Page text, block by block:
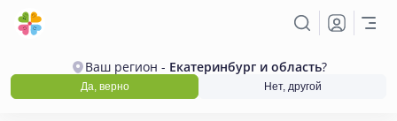
Ваш регион - Екатеринбург и область?
Да, верно Нет, другой